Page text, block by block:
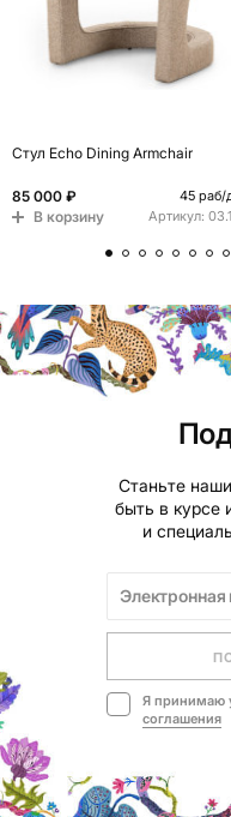
Стул Echo Dining Armchair
85 000 ₽ 45 раб/
В корзину Артикул:
Станьте
быть в курсе
и
Я принимаю
соглашения